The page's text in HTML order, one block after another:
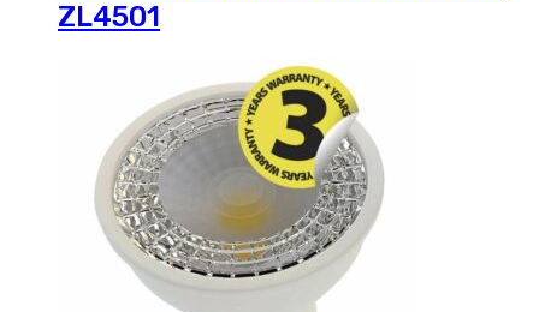
ZL4501